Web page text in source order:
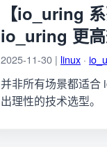
【io_uring
io_uring 更
2025-11-30 | linux ·
并非所有场景都适合
出理性的技术选型。